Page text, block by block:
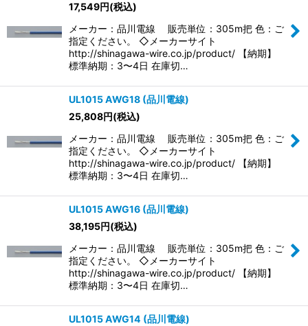
17,549円(税込)
メーカー：品川電線 販売単位：305m把 色：ご
指定ください。 ◇メーカーサイト
http://shinagawa-wire.co.jp/product/ 【納期】
標準納期：3〜4日 在庫切…
UL1015 AWG18 (品川電線)
25,808円(税込)
メーカー：品川電線 販売単位：305m把 色：ご
指定ください。 ◇メーカーサイト
http://shinagawa-wire.co.jp/product/ 【納期】
標準納期：3〜4日 在庫切…
UL1015 AWG16 (品川電線)
38,195円(税込)
メーカー：品川電線 販売単位：305m把 色：ご
指定ください。 ◇メーカーサイト
http://shinagawa-wire.co.jp/product/ 【納期】
標準納期：3〜4日 在庫切…
UL1015 AWG14 (品川電線)